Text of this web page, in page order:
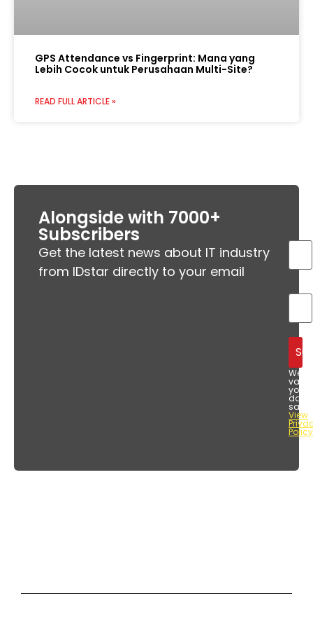
GPS Attendance vs Fingerprint: Mana yang
Lebih Cocok untuk Perusahaan Multi-Site?
READ FULL ARTICLE »
Alongside with 7000+
Subscribers
Get the latest news about IT industry
from IDstar directly to your email
We
value
your
data
View
Policy